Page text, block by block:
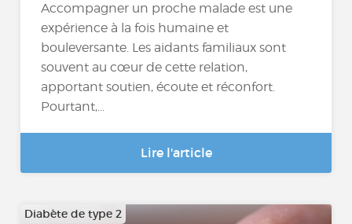
Accompagner un proche malade est une
expérience à la fois humaine et
bouleversante. Les aidants familiaux sont
souvent au cœur de cette relation,
apportant soutien, écoute et réconfort.
Pourtant,...
Lire l'article
Diabète de type 2